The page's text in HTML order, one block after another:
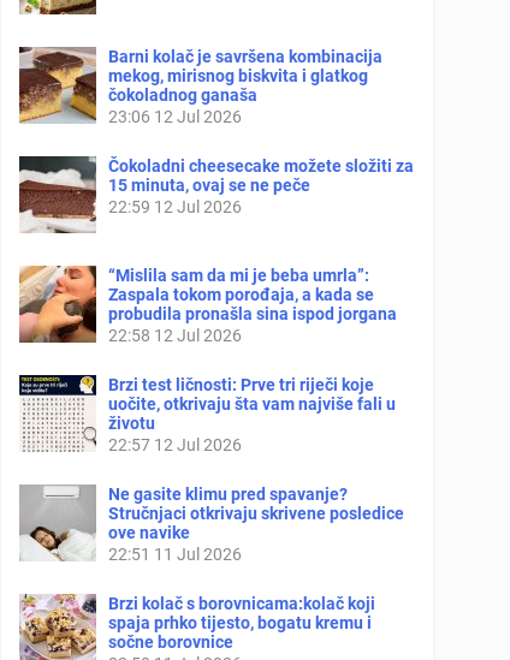
Barni kolač je savršena kombinacija
mekog, mirisnog biskvita i glatkog
čokoladnog ganaša
23:06 12 Jul 2026
Čokoladni cheesecake možete složiti za
15 minuta, ovaj se ne peče
22:59 12 Jul 2026
“Mislila sam da mi je beba umrla”:
Zaspala tokom porođaja, a kada se
probudila pronašla sina ispod jorgana
22:58 12 Jul 2026
Brzi test ličnosti: Prve tri riječi koje
uočite, otkrivaju šta vam najviše fali u
životu
22:57 12 Jul 2026
Ne gasite klimu pred spavanje?
Stručnjaci otkrivaju skrivene posledice
ove navike
22:51 11 Jul 2026
Brzi kolač s borovnicama:kolač koji
spaja prhko tijesto, bogatu kremu i
sočne borovnice